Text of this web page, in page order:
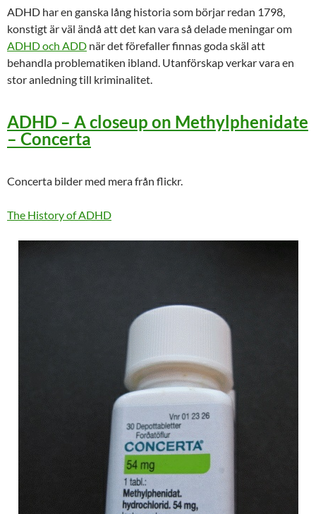
ADHD har en ganska lång historia som börjar redan 1798,
konstigt är väl ändå att det kan vara så delade meningar om
ADHD och ADD när det förefaller finnas goda skäl att
behandla problematiken ibland. Utanförskap verkar vara en
stor anledning till kriminalitet.
ADHD – A closeup on Methylphenidate
– Concerta
Concerta bilder med mera från flickr.
The History of ADHD